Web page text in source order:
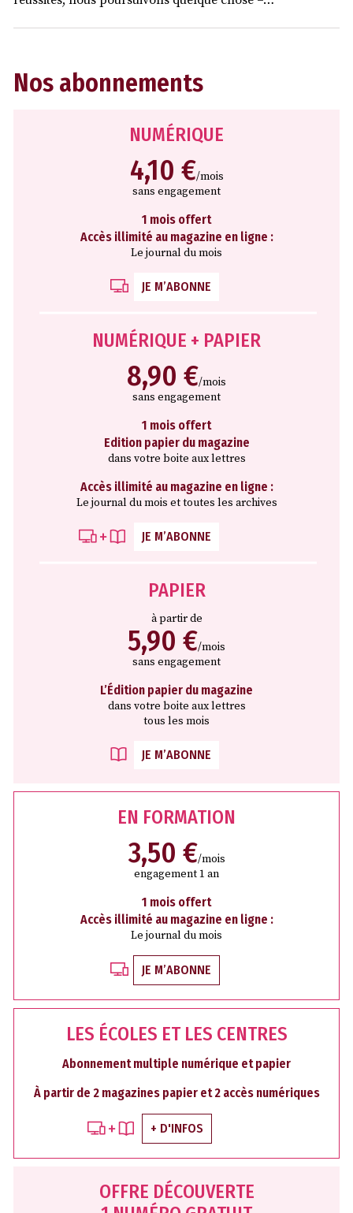
Nos abonnements
NUMÉRIQUE
4,10 €/mois
sans engagement
1 mois offert
Accès illimité au magazine en ligne :
Le journal du mois
JE M’ABONNE
NUMÉRIQUE + PAPIER
8,90 €/mois
sans engagement
1 mois offert
Edition papier du magazine
dans votre boite aux lettres
Accès illimité au magazine en ligne :
Le journal du mois et toutes les archives
JE M’ABONNE
PAPIER
à partir de
5,90 €/mois
sans engagement
L’Édition papier du magazine
dans votre boite aux lettres
tous les mois
JE M’ABONNE
EN FORMATION
3,50 €/mois
engagement 1 an
1 mois offert
Accès illimité au magazine en ligne :
Le journal du mois
JE M’ABONNE
LES ÉCOLES ET LES CENTRES
Abonnement multiple numérique et papier
À partir de 2 magazines papier et 2 accès numériques
+ D'INFOS
OFFRE DÉCOUVERTE